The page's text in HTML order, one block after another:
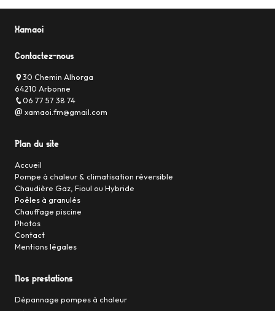
Xamaoi
Contactez-nous
30 Chemin Alhorga
64210 Arbonne
06 77 57 38 74
xamaoi.fm@gmail.com
Plan du site
Accueil
Pompe à chaleur & climatisation réversible
Chaudière Gaz, Fioul ou Hybride
Poêles à granulés
Chauffage piscine
Photos
Contact
Mentions légales
Nos prestations
Dépannage pompes à chaleur